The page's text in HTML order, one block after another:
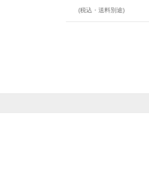
(税込・送料別途)